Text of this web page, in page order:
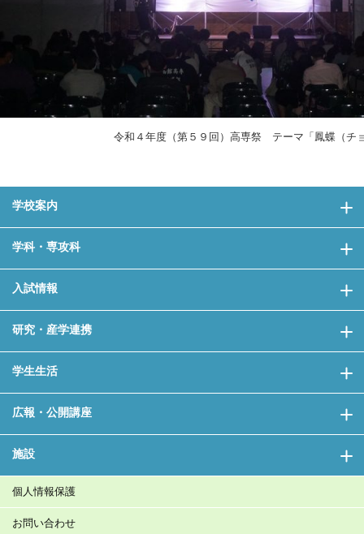
令和４年度（第５９回）高専祭 テーマ「鳳蝶（チョ
学校案内
学科・専攻科
入試情報
研究・産学連携
学生生活
広報・公開講座
施設
個人情報保護
お問い合わせ